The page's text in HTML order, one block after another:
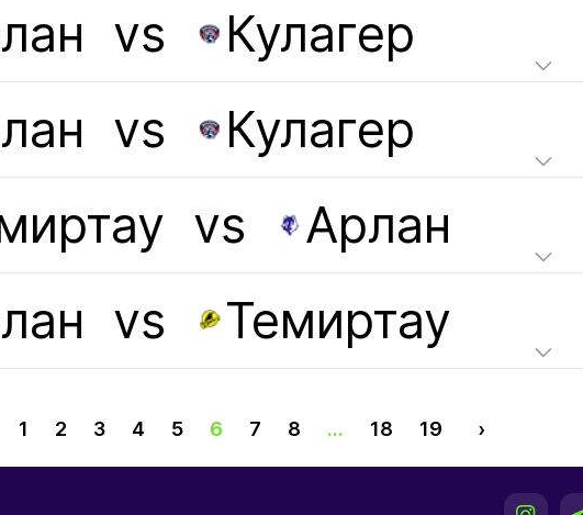
vs
Кулагер
vs
Кулагер
vs
Арлан
vs Темиртау
1 2 3 4 5 6 7 8 ... 18 19 ›